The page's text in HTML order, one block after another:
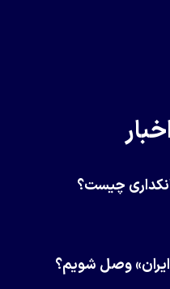
چیست؟
وصل شویم؟